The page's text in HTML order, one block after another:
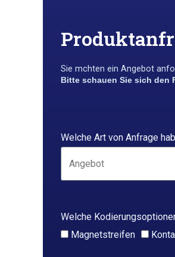
Sie m￶chten ein Angebot
Bitte schauen Sie sich den
Welche Art von Anfrage
Welche
Magnetstreifen